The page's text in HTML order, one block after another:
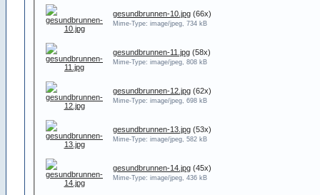
gesundbrunnen-10.jpg (66x)
Mime-Type: image/jpeg, 734 kB
gesundbrunnen-11.jpg (58x)
Mime-Type: image/jpeg, 808 kB
gesundbrunnen-12.jpg (62x)
Mime-Type: image/jpeg, 698 kB
gesundbrunnen-13.jpg (53x)
Mime-Type: image/jpeg, 582 kB
gesundbrunnen-14.jpg (45x)
Mime-Type: image/jpeg, 436 kB